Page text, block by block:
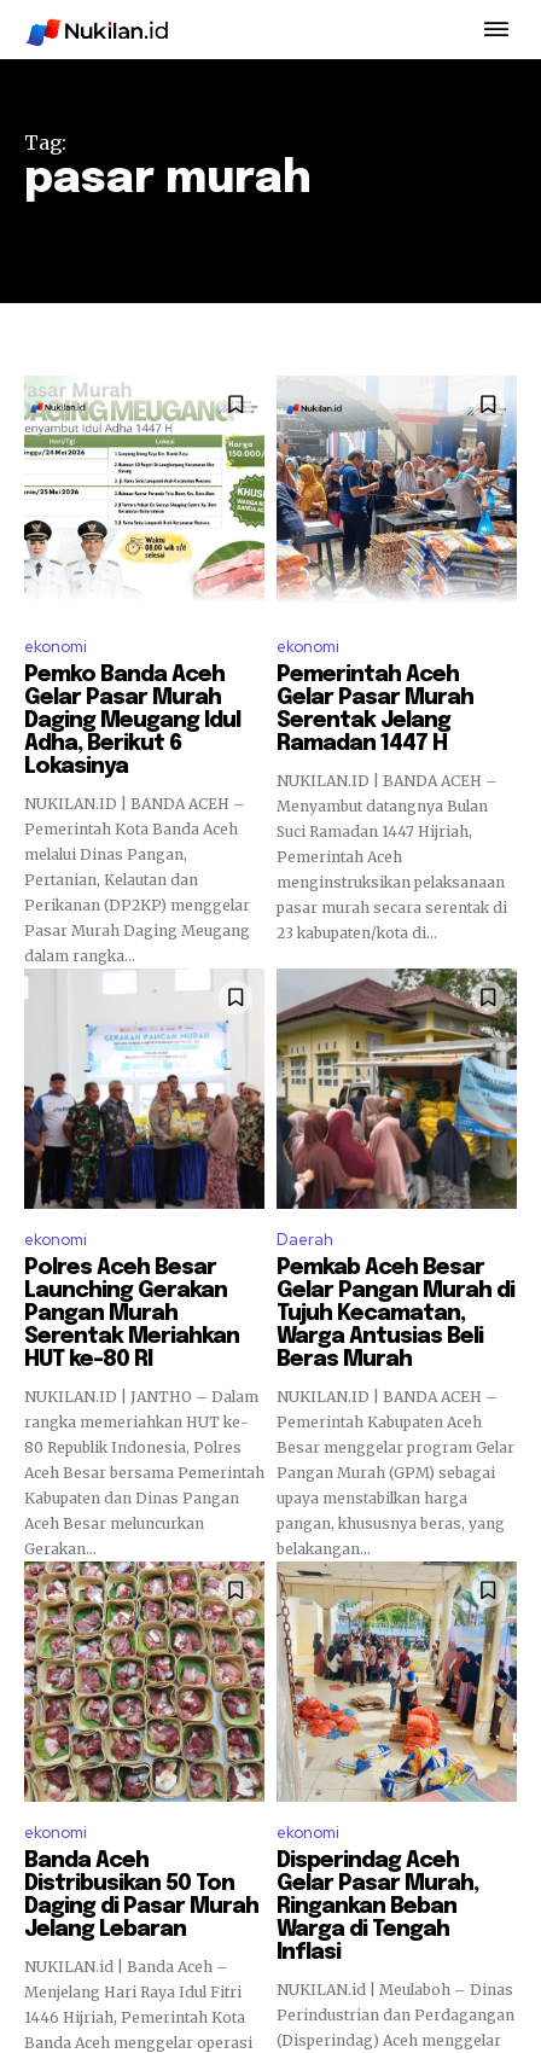
Tag:
pasar murah
ekonomi
Pemko Banda Aceh
Gelar Pasar Murah
Daging Meugang Idul
Adha, Berikut 6
Lokasinya
NUKILAN.ID | BANDA ACEH –
Pemerintah Kota Banda Aceh
melalui Dinas Pangan,
Pertanian, Kelautan dan
Perikanan (DP2KP) menggelar
Pasar Murah Daging Meugang
dalam rangka...
ekonomi
Pemerintah Aceh
Gelar Pasar Murah
Serentak Jelang
Ramadan 1447 H
NUKILAN.ID | BANDA ACEH –
Menyambut datangnya Bulan
Suci Ramadan 1447 Hijriah,
Pemerintah Aceh
menginstruksikan pelaksanaan
pasar murah secara serentak di
23 kabupaten/kota di...
ekonomi
Polres Aceh Besar
Launching Gerakan
Pangan Murah
Serentak Meriahkan
HUT ke-80 RI
NUKILAN.ID | JANTHO – Dalam
rangka memeriahkan HUT ke-
80 Republik Indonesia, Polres
Aceh Besar bersama Pemerintah
Kabupaten dan Dinas Pangan
Aceh Besar meluncurkan
Gerakan...
Daerah
Pemkab Aceh Besar
Gelar Pangan Murah di
Tujuh Kecamatan,
Warga Antusias Beli
Beras Murah
NUKILAN.ID | BANDA ACEH –
Pemerintah Kabupaten Aceh
Besar menggelar program Gelar
Pangan Murah (GPM) sebagai
upaya menstabilkan harga
pangan, khususnya beras, yang
belakangan...
ekonomi
Banda Aceh
Distribusikan 50 Ton
Daging di Pasar Murah
Jelang Lebaran
NUKILAN.id | Banda Aceh –
Menjelang Hari Raya Idul Fitri
1446 Hijriah, Pemerintah Kota
Banda Aceh menggelar operasi
ekonomi
Disperindag Aceh
Gelar Pasar Murah,
Ringankan Beban
Warga di Tengah
Inflasi
NUKILAN.id | Meulaboh – Dinas
Perindustrian dan Perdagangan
(Disperindag) Aceh menggelar